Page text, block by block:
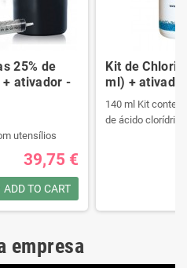
25% de
ativador -
utensílios
utensílios
39,75 €
ADD TO CART
Kit de
ml) +
140 ml Kit
de ácido clorídrico
empresa